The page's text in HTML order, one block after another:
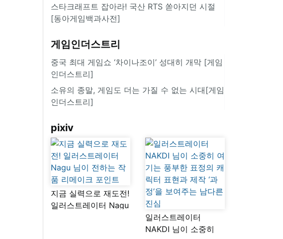
스타크래프트 잡아라! 국산 RTS 쏟아지던 시절
[동아게임백과사전]
게임인더스트리
중국 최대 게임쇼 ‘차이나조이’ 성대히 개막 [게임
인더스트리]
소유의 종말, 게임도 더는 가질 수 없는 시대[게임
인더스트리]
pixiv
지금 실력으로 재도전!
일러스트레이터 Nagu
일러스트레이터
NAKDI 님이 소중히